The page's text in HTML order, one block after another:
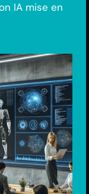
IA mise en